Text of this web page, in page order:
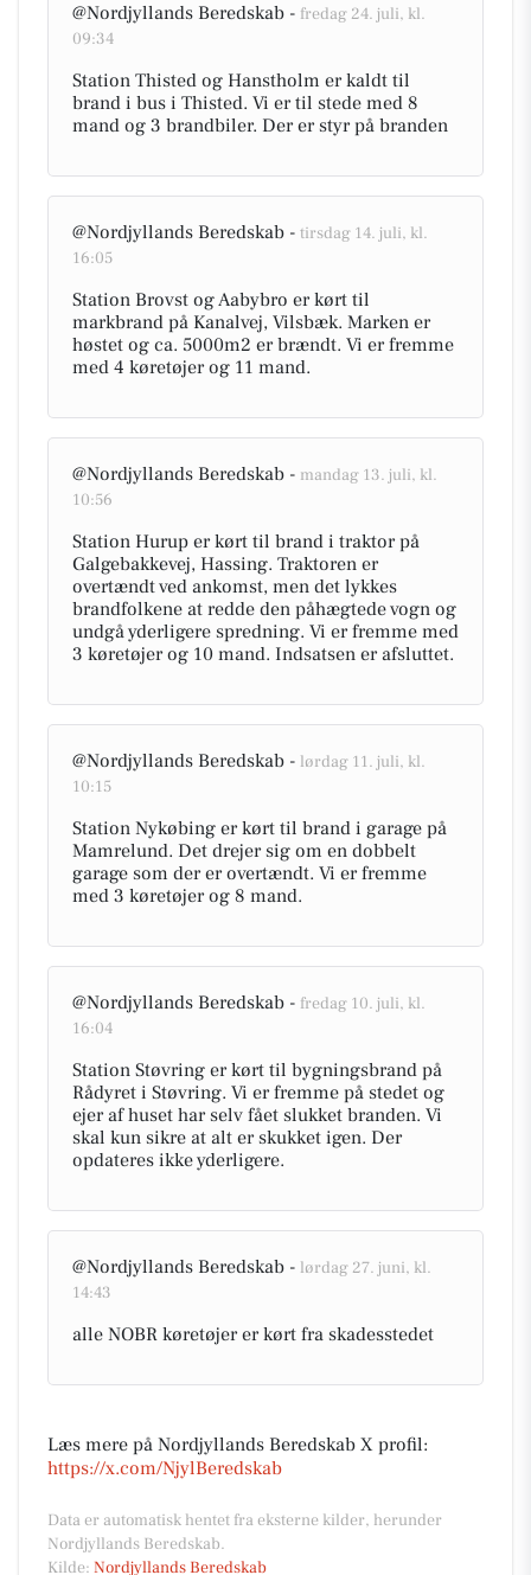
@Nordjyllands Beredskab - fredag 24. juli, kl.
09:34
Station Thisted og Hanstholm er kaldt til
brand i bus i Thisted. Vi er til stede med 8
mand og 3 brandbiler. Der er styr på branden
@Nordjyllands Beredskab - tirsdag 14. juli, kl.
16:05
Station Brovst og Aabybro er kørt til
markbrand på Kanalvej, Vilsbæk. Marken er
høstet og ca. 5000m2 er brændt. Vi er fremme
med 4 køretøjer og 11 mand.
@Nordjyllands Beredskab - mandag 13. juli, kl.
10:56
Station Hurup er kørt til brand i traktor på
Galgebakkevej, Hassing. Traktoren er
overtændt ved ankomst, men det lykkes
brandfolkene at redde den påhægtede vogn og
undgå yderligere spredning. Vi er fremme med
3 køretøjer og 10 mand. Indsatsen er afsluttet.
@Nordjyllands Beredskab - lørdag 11. juli, kl.
10:15
Station Nykøbing er kørt til brand i garage på
Mamrelund. Det drejer sig om en dobbelt
garage som der er overtændt. Vi er fremme
med 3 køretøjer og 8 mand.
@Nordjyllands Beredskab - fredag 10. juli, kl.
16:04
Station Støvring er kørt til bygningsbrand på
Rådyret i Støvring. Vi er fremme på stedet og
ejer af huset har selv fået slukket branden. Vi
skal kun sikre at alt er skukket igen. Der
opdateres ikke yderligere.
@Nordjyllands Beredskab - lørdag 27. juni, kl.
14:43
alle NOBR køretøjer er kørt fra skadesstedet
Læs mere på Nordjyllands Beredskab X profil:
https://x.com/NjylBeredskab
Data er automatisk hentet fra eksterne kilder, herunder
Nordjyllands Beredskab.
Kilde: Nordjyllands Beredskab